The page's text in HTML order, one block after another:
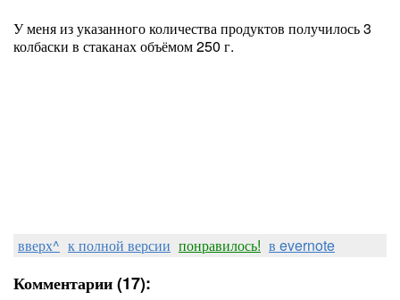
У меня из указанного количества продуктов получилось 3
колбаски в стаканах объёмом 250 г.
вверх^ к полной версии понравилось! в evernote
Комментарии (17):